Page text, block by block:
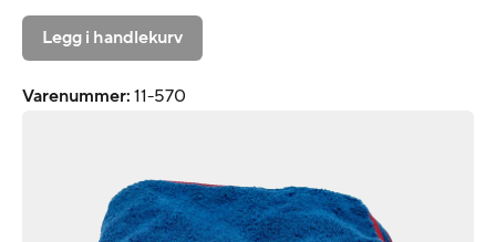
Legg i handlekurv
Varenummer: 11-570